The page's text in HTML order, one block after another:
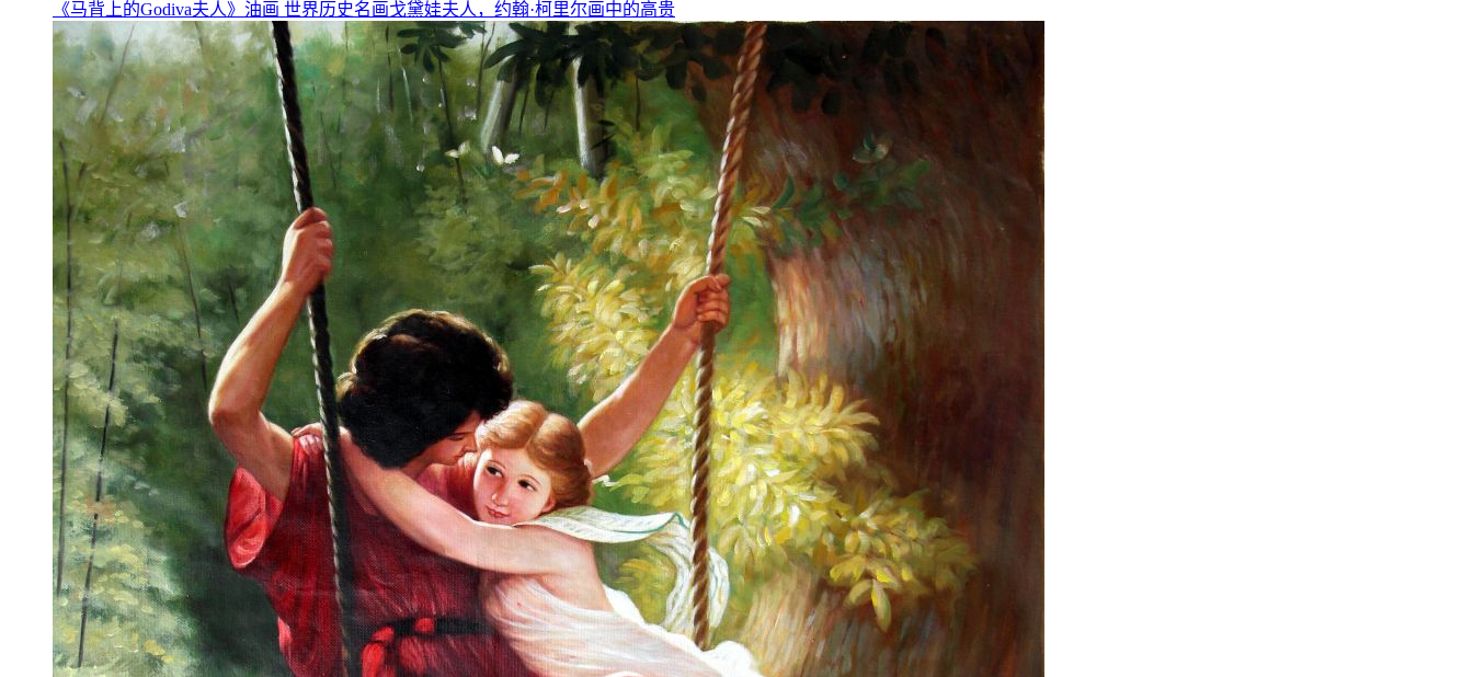
《马背上的Godiva夫人》油画 世界历史名画戈黛娃夫人，约翰·柯里尔画中的高贵